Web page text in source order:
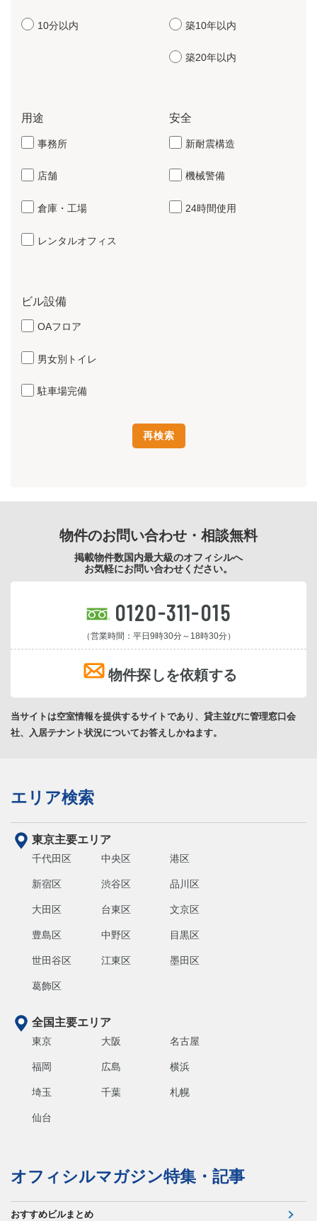
10分以内 築10年以内
築20年以内
用途
事務所
店舗
倉庫・工場
レンタルオフィス
安全
新耐震構造
機械警備
24時間使用
ビル設備
OAフロア
男女別トイレ
駐車場完備
物件のお問い合わせ・相談無料
掲載物件数国内最大級のオフィシルへ
お気軽にお問い合わせください。
0120-311-015
（営業時間：平日9時30分～18時30分）
物件探しを依頼する
当サイトは空室情報を提供するサイトであり、貸主並びに管理窓口会
社、入居テナント状況についてお答えしかねます。
エリア検索
東京主要エリア
千代田区 中央区 港区
新宿区 渋谷区 品川区
大田区 台東区 文京区
豊島区 中野区 目黒区
世田谷区 江東区 墨田区
葛飾区
全国主要エリア
東京 大阪 名古屋
福岡 広島 横浜
埼玉 千葉 札幌
仙台
オフィシルマガジン特集・記事
おすすめビルまとめ